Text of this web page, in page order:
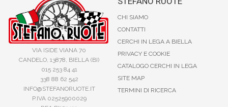
VIA ISIDE VIANA 70
CANDELO, 13878, BIELLA (BI)
015 253 84 41
338 88 62 542
INFO@STEFANORUOTE.IT
P.IVA 02525900029
CHI SIAMO
CONTATTI
CERCHI IN LEGA A BIELLA
PRIVACY E COOKIE
CATALOGO CERCHI IN LEGA
SITE MAP
TERMINI DI RICERCA